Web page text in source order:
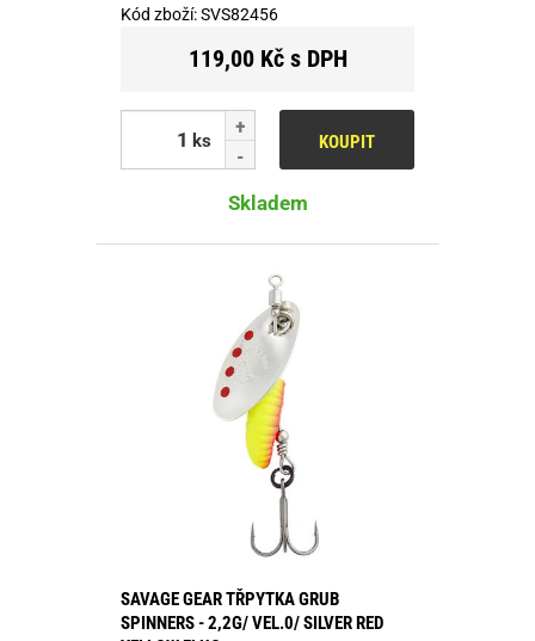
Kód zboží:SVS82456
119,00 Kč s DPH
ks KOUPIT
Skladem
SAVAGE GEAR TŘPYTKA GRUB
SPINNERS - 2,2G/ VEL.0/ SILVER RED